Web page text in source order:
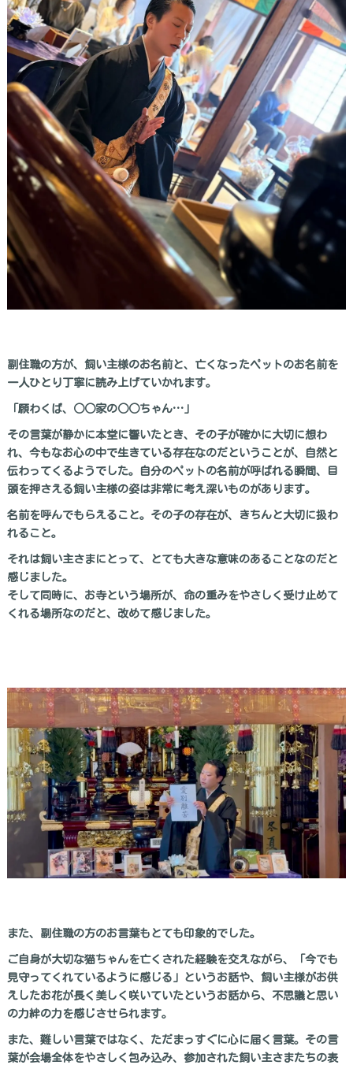
副住職の方が、飼い主様のお名前と、亡くなったペットのお名前を
一人ひとり丁寧に読み上げていかれます。
「願わくば、○○家の○○ちゃん…」
その言葉が静かに本堂に響いたとき、その子が確かに大切に想わ
れ、今もなお心の中で生きている存在なのだということが、自然と
伝わってくるようでした。自分のペットの名前が呼ばれる瞬間、目
頭を押さえる飼い主様の姿は非常に考え深いものがあります。
名前を呼んでもらえること。その子の存在が、きちんと大切に扱わ
れること。
それは飼い主さまにとって、とても大きな意味のあることなのだと
感じました。
そして同時に、お寺という場所が、命の重みをやさしく受け止めて
くれる場所なのだと、改めて感じました。
また、副住職の方のお言葉もとても印象的でした。
ご自身が大切な猫ちゃんを亡くされた経験を交えながら、「今でも
見守ってくれているように感じる」というお話や、飼い主様がお供
えしたお花が長く美しく咲いていたというお話から、不思議と思い
の力絆の力を感じさせられます。
また、難しい言葉ではなく、ただまっすぐに心に届く言葉。その言
葉が会場全体をやさしく包み込み、参加された飼い主さまたちの表